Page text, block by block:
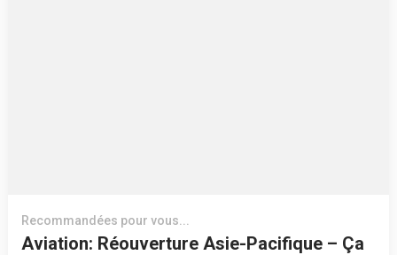
Recommandées pour vous...
Aviation: Réouverture Asie-Pacifique – Ça